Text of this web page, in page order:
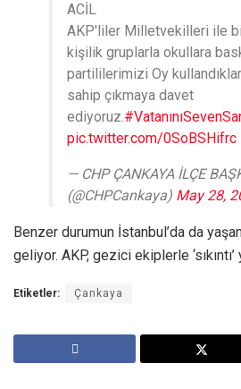
ACİL
AKP'liler Milletvekilleri ile
kişilik gruplarla okullara
partililerimizi Oy
sahip çıkmaya davet
ediyoruz.
pic.twitter.com/0SoBSHifrc
— CHP ÇANKAYA İLÇE
(@CHPCankaya) May 28,
Benzer durumun İstanbul’da da
geliyor. AKP, gezici ekiplerle
Etiketler: Çankaya